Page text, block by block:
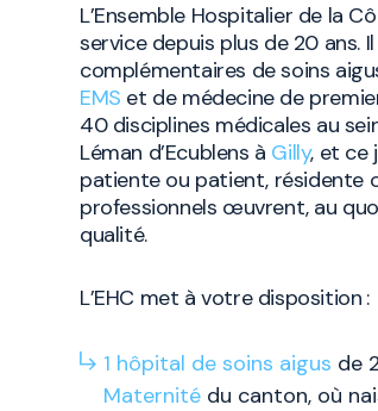
L’Ensemble Hospitalier de la
service depuis plus de 20 ans.
complémentaires de soins
EMS et de médecine de
40 disciplines médicales au
Léman d’Ecublens à Gilly, et ce
patiente ou patient, résidente
professionnels œuvrent, au
qualité.
L’EHC met à votre disposition :
1 hôpital de soins aigus de
Maternité du canton, où